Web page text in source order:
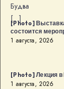
Будва
[…]
[Photo]
состоится
1 августа, 2026
[Photo] Лекция в
1 августа, 2026